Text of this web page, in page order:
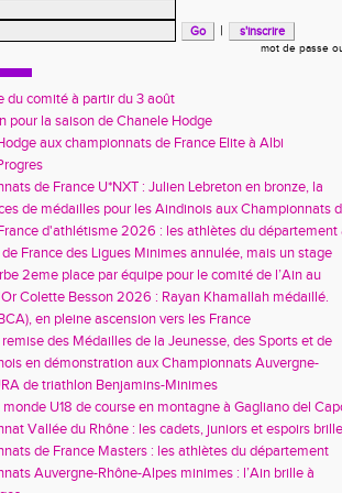
|
mot de passe
du comité à partir du 3 août
pour la saison de Chanele Hodge
aux championnats de France Elite à Albi
de France U*NXT : Julien Lebreton en bronze, la
confirme son talent
de médailles pour les Aindinois aux Championnats
à Charléty
d'athlétisme 2026 : les athlètes du département
à Blois
France des Ligues Minimes annulée, mais un stage
2eme place par équipe pour le comité de l’Ain au
Alpes à Belley
Colette Besson 2026 : Rayan Khamallah médaillé.
en pleine ascension vers les France
des Médailles de la Jeunesse, des Sports et de
Associatif
en démonstration aux Championnats Auvergne-
avant les France
de triathlon Benjamins-Minimes
U18 de course en montagne à Gagliano del
Vallée du Rhône : les cadets, juniors et espoirs
de France Masters : les athlètes du département
Auvergne-Rhône-Alpes minimes : l’Ain brille à